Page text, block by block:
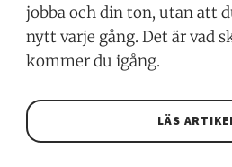
jobba och din ton, utan att
nytt varje gång. Det är vad
kommer du igång.
LÄS